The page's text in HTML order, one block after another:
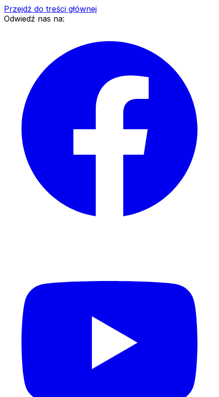
Przejdź do treści głównej
Odwiedź nas na: